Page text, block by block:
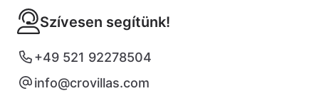
Szívesen segítünk!
+49 521 92278504
info@crovillas.com